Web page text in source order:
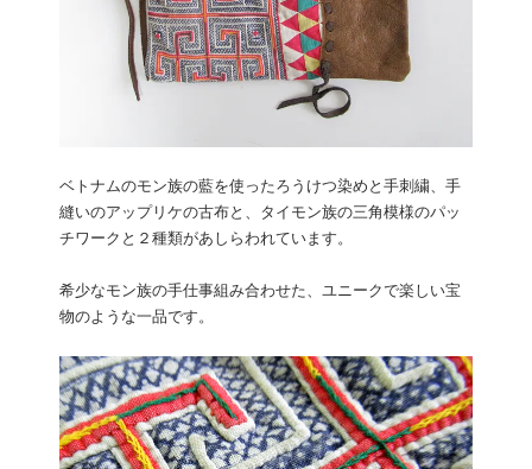
ベトナムのモン族の藍を使ったろうけつ染めと手刺繍、手
縫いのアップリケの古布と、タイモン族の三角模様のパッ
チワークと２種類があしらわれています。
希少なモン族の手仕事組み合わせた、ユニークで楽しい宝
物のような一品です。